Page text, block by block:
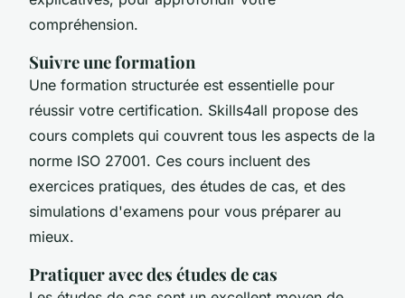
compréhension.
Suivre une formation
Une formation structurée est essentielle pour
réussir votre certification. Skills4all propose des
cours complets qui couvrent tous les aspects de la
norme ISO 27001. Ces cours incluent des
exercices pratiques, des études de cas, et des
simulations d'examens pour vous préparer au
mieux.
Pratiquer avec des études de cas